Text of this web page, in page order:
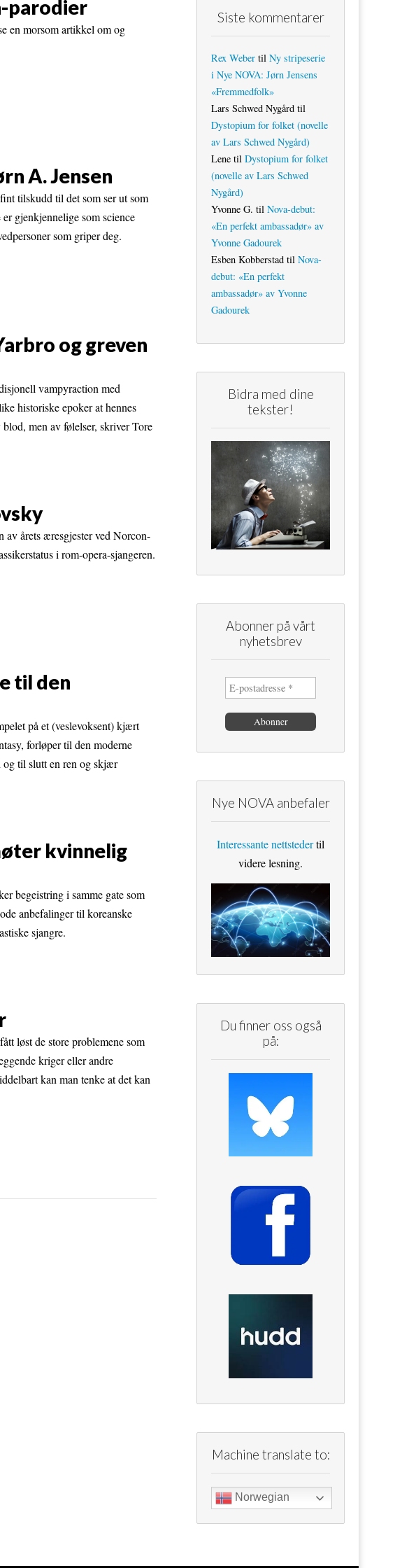
parodier
en morsom artikkel om og
A. Jensen
tilskudd til det som ser ut som
gjenkjennelige som science
som griper deg.
og greven
vampyraction med
historiske epoker at hennes
men av følelser, skriver Tore
av årets æresgjester ved Norcon-
i rom-opera-sjangeren.
til den
på et (veslevoksent) kjært
forløper til den moderne
til slutt en ren og skjær
kvinnelig
begeistring i samme gate som
anbefalinger til koreanske
sjangre.
løst de store problemene som
kriger eller andre
kan man tenke at det kan
Siste kommentarer
Rex Weber til Ny stripeserie
i Nye NOVA: Jørn Jensens
«Fremmedfolk»
Lars Schwed Nygård til
Dystopium for folket (novelle
av Lars Schwed Nygård)
Lene til Dystopium for folket
(novelle av Lars Schwed
Nygård)
Yvonne G. til Nova-debut:
«En perfekt ambassadør» av
Yvonne Gadourek
Esben Kobberstad til Nova-
debut: «En perfekt
ambassadør» av Yvonne
Gadourek
Bidra med dine
tekster!
Abonner på vårt
nyhetsbrev
Nye NOVA anbefaler
Interessante nettstedertil
videre lesning.
Du finner oss også
på:
Machine translate to:
Norwegian